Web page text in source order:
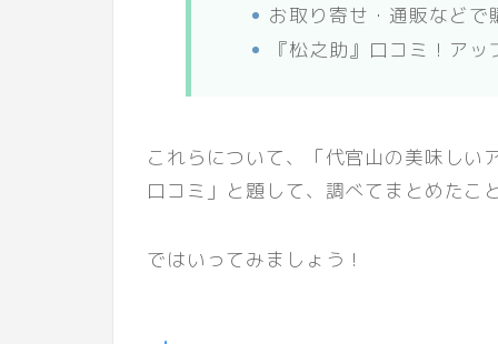
お取り寄せ・通販など
『松之助』口コミ！ア
これらについて、「代官山の美味しい
口コミ」と題して、調べてまとめたこ
ではいってみましょう！